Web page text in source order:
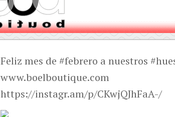
Feliz mes de #febrero a nuestros
www.boelboutique.com
https://instagr.am/p/CKwjQJhFaA-/